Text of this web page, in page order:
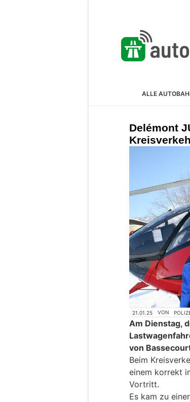
ALLE
Delémont
21.01.25 VON
Am Dienstag,
von
Beim
einem korrekt
Vortritt.
Es kam zu